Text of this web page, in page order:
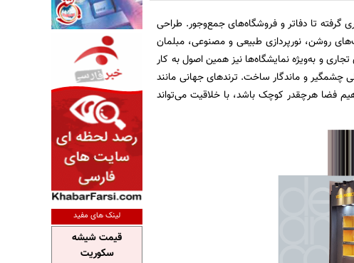
گرفته تا دفاتر و فروشگاه‌های جمع‌وجور. طراحی
روشن، نورپردازی طبیعی و مصنوعی، مبلمان
و به‌ویژه نمایشگاه‌ها نیز همین اصول به کار
چشمگیر و ماندگار ساخت. ترندهای جهانی مانند
فضا هرچقدر کوچک باشد، با خلاقیت می‌تواند
لینک های مفید
قیمت شیشه
سکوریت